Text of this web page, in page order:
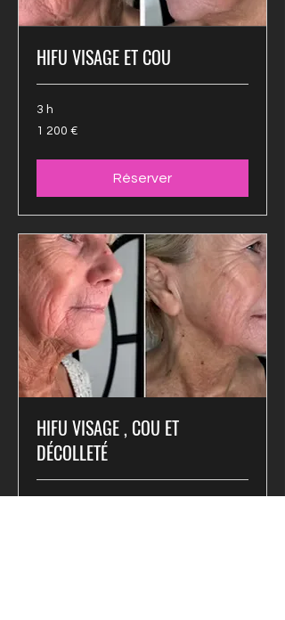
HIFU VISAGE ET COU
3 h
1 200 euros
1 200 €
Réserver
HIFU VISAGE , COU ET
DÉCOLLETÉ